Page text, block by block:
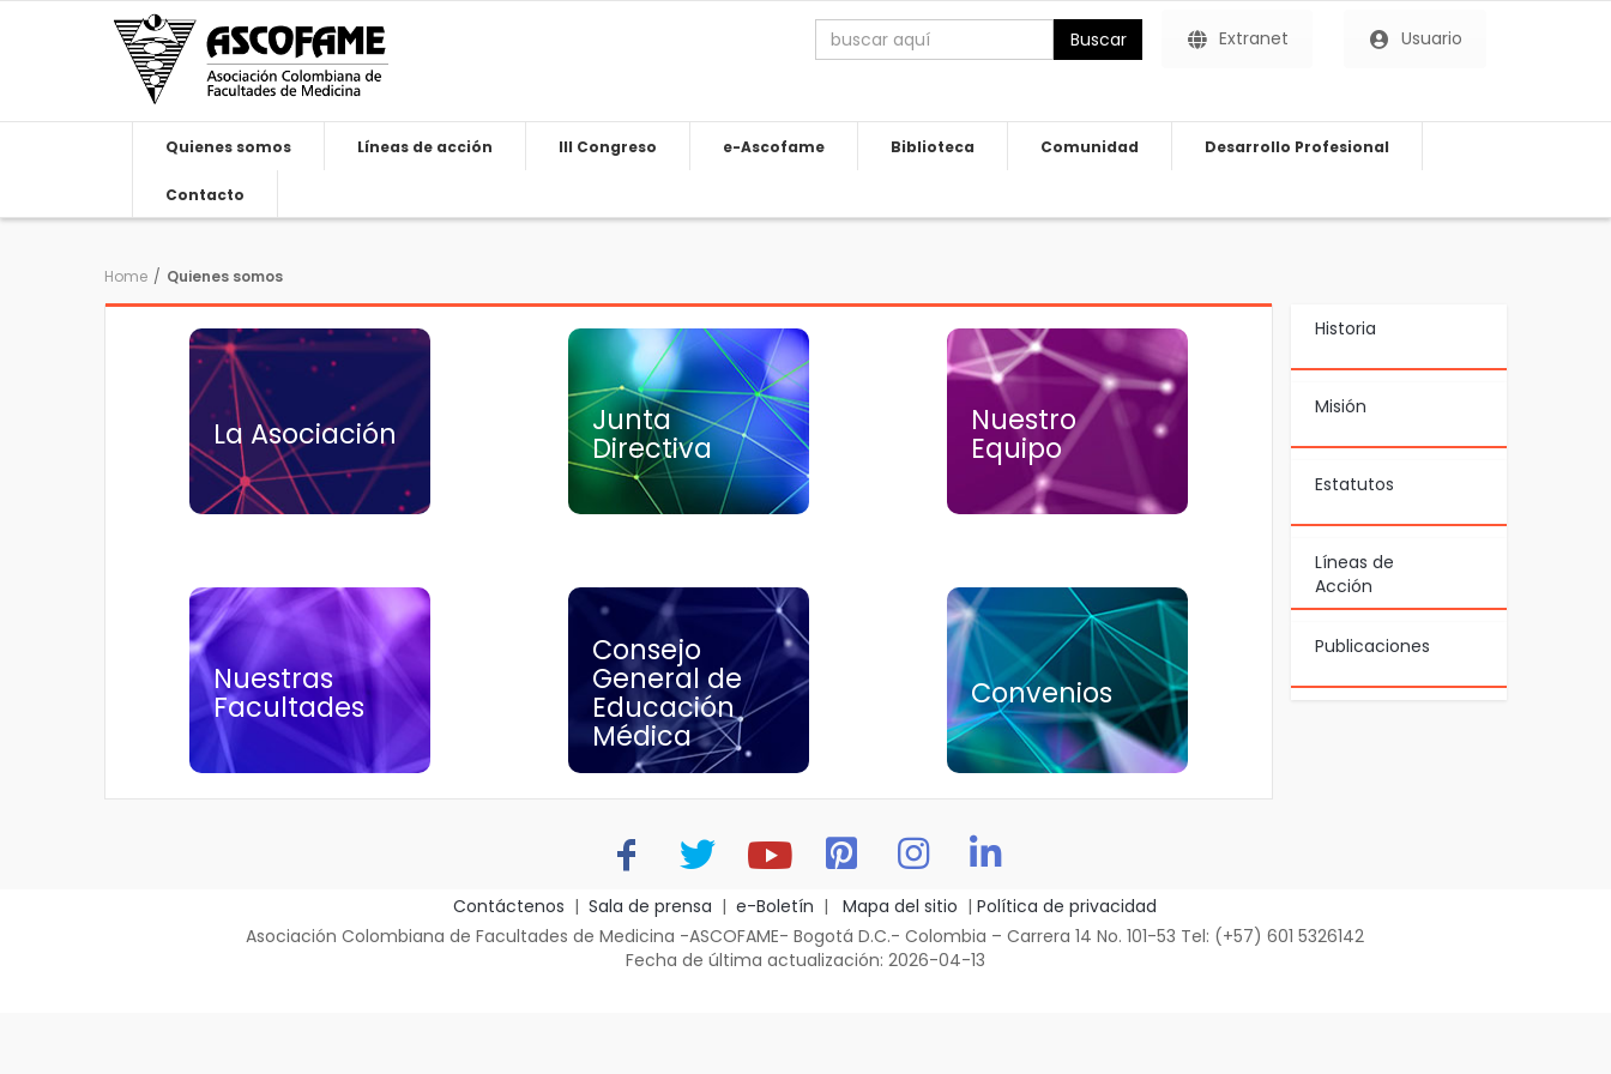
Buscar Extranet Usuario
Quienes somos Líneas de acción III Congreso e-Ascofame Biblioteca Comunidad Desarrollo Profesional
Contacto
Home / Quienes somos
La Asociación
La Asociación Junta
Directiva
Junta Directiva Nuestro
Equipo
Nuestro equipo
Nuestras
Facultades
Nuestras
Facultades
Consejo
General de
Educación
Médica
Consejo General
de Educación
Médica Convenios
Convenios
Historia
Misión
Estatutos
Líneas de
Acción
Publicaciones
Contáctenos | Sala de prensa | e-Boletín | Mapa del sitio | Política de privacidad
Asociación Colombiana de Facultades de Medicina -ASCOFAME- Bogotá D.C.- Colombia – Carrera 14 No. 101-53 Tel: (+57) 601 5326142
Fecha de última actualización: 2026-04-13